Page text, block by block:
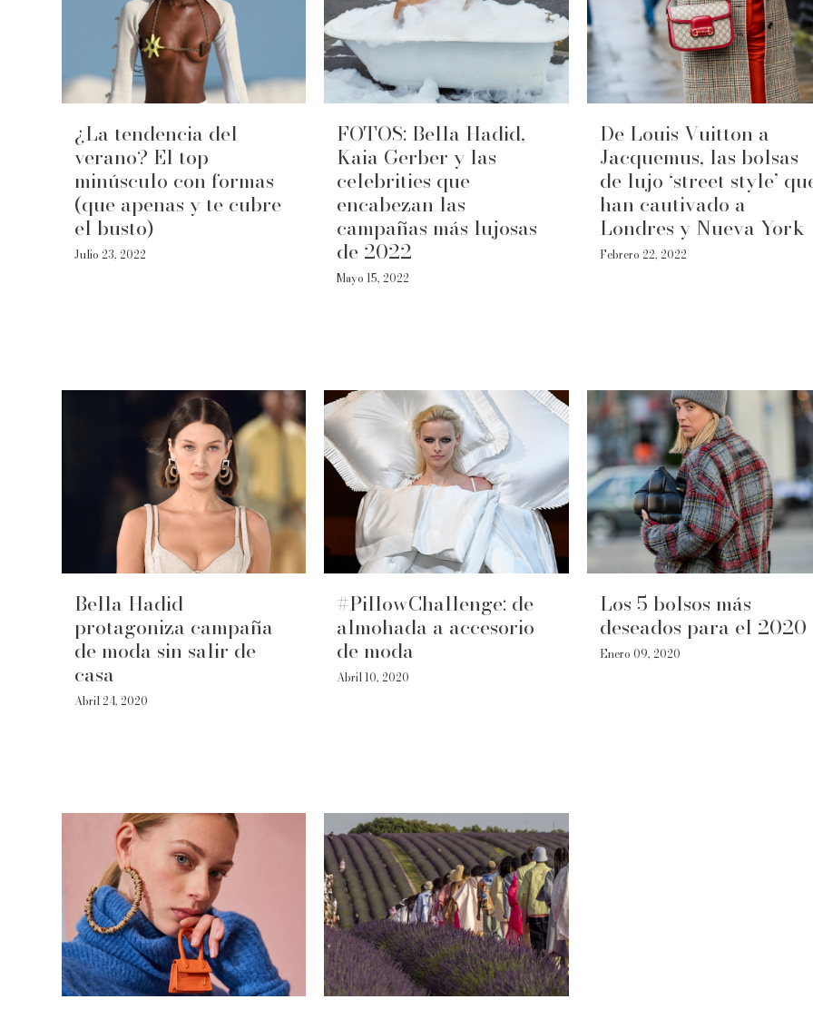
¿La tendencia del
verano? El top
minúsculo con formas
(que apenas y te cubre
el busto)
Julio 23, 2022
FOTOS: Bella Hadid,
Kaia Gerber y las
celebrities que
encabezan las
campañas más lujosas
de 2022
Mayo 15, 2022
De Louis Vuitton a
Jacquemus, las bolsas
de lujo ‘street style’
han cautivado a
Londres y Nueva York
Febrero 22, 2022
Bella Hadid
protagoniza campaña
de moda sin salir de
casa
Abril 24, 2020
#PillowChallenge: de
almohada a accesorio
de moda
Abril 10, 2020
Los 5 bolsos más
deseados para el 2020
Enero 09, 2020